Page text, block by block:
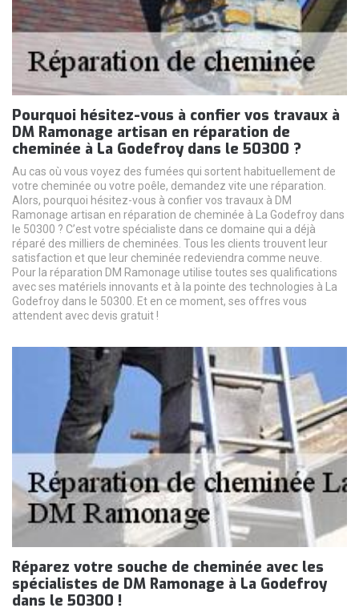
Pourquoi hésitez-vous à confier vos travaux à
DM Ramonage artisan en réparation de
cheminée à La Godefroy dans le 50300 ?
Au cas où vous voyez des fumées qui sortent habituellement de
votre cheminée ou votre poêle, demandez vite une réparation.
Alors, pourquoi hésitez-vous à confier vos travaux à DM
Ramonage artisan en réparation de cheminée à La Godefroy dans
le 50300 ? C’est votre spécialiste dans ce domaine qui a déjà
réparé des milliers de cheminées. Tous les clients trouvent leur
satisfaction et que leur cheminée redeviendra comme neuve.
Pour la réparation DM Ramonage utilise toutes ses qualifications
avec ses matériels innovants et à la pointe des technologies à La
Godefroy dans le 50300. Et en ce moment, ses offres vous
attendent avec devis gratuit !
Réparez votre souche de cheminée avec les
spécialistes de DM Ramonage à La Godefroy
dans le 50300 !